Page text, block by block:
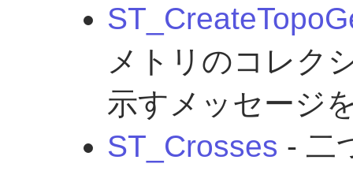
メトリのコレク
示すメッセージ
ST_Crosses - 二